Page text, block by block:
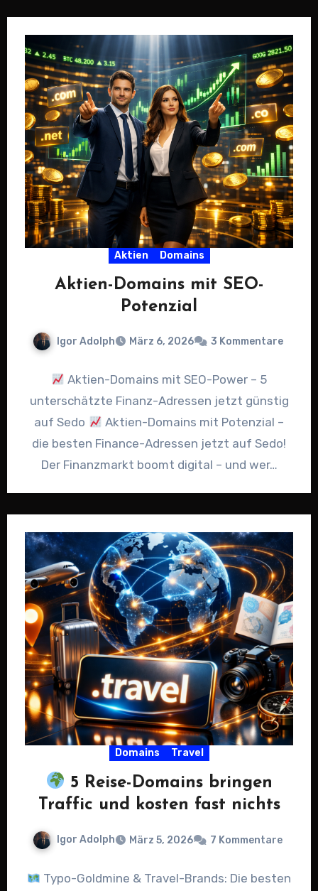
Aktien Domains
Aktien-Domains mit SEO-
Potenzial
Igor Adolph März 6, 2026 3 Kommentare
Aktien-Domains mit SEO-Power – 5
unterschätzte Finanz-Adressen jetzt günstig
auf Sedo
Aktien-Domains mit Potenzial –
die besten Finance-Adressen jetzt auf Sedo!
Der Finanzmarkt boomt digital – und wer…
Domains Travel
5 Reise-Domains bringen
Traffic und kosten fast nichts
Igor Adolph März 5, 2026 7 Kommentare
Typo-Goldmine & Travel-Brands: Die besten